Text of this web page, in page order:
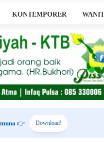
KONTEMPORER
👉 Download!